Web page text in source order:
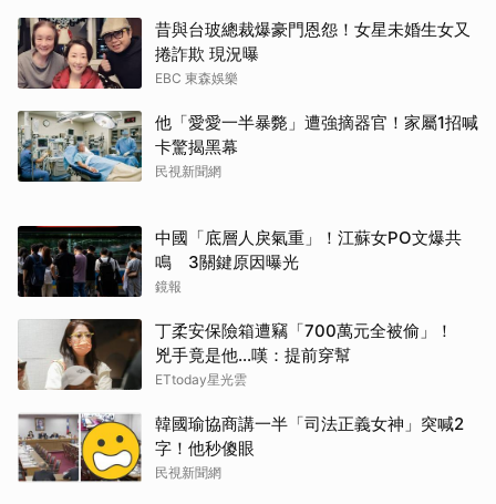
昔與台玻總裁爆豪門恩怨！女星未婚生女又
捲詐欺 現況曝
EBC 東森娛樂
他「愛愛一半暴斃」遭強摘器官！家屬1招喊
卡驚揭黑幕
民視新聞網
中國「底層人戾氣重」！江蘇女PO文爆共
鳴 3關鍵原因曝光
鏡報
丁柔安保險箱遭竊「700萬元全被偷」！
兇手竟是他...嘆：提前穿幫
ETtoday星光雲
韓國瑜協商講一半「司法正義女神」突喊2
字！他秒傻眼
民視新聞網